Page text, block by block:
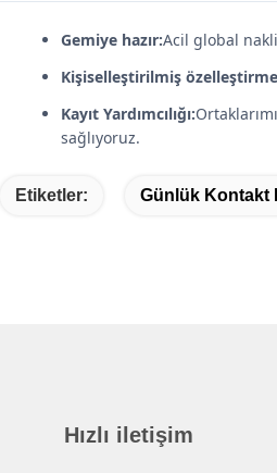
Gemiye hazır:Acil global
Kişiselleştirilmiş
Kayıt Yardımcılığı:
sağlıyoruz.
Etiketler: Günlük Kontakt
Hızlı iletişim